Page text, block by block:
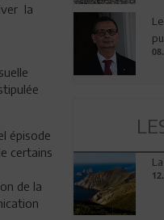
la
épisode
certains
de la